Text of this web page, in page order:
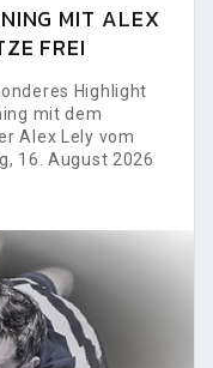
MIT ALEX
FREI
Highlight
mit dem
Alex Lely vom
16. August 2026